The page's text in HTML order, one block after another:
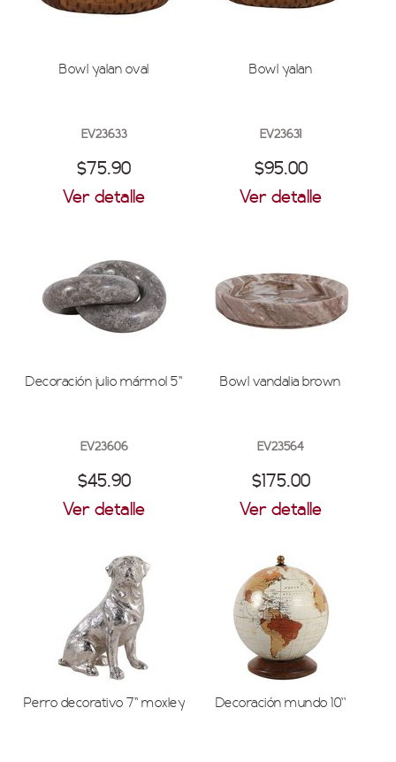
Bowl yalan oval
EV23633
$75.90
Ver detalle
Bowl yalan
EV23631
$95.00
Ver detalle
Decoración julio mármol 5''
EV23606
$45.90
Ver detalle
Bowl vandalia brown
EV23564
$175.00
Ver detalle
Perro decorativo 7'' moxley Decoración mundo 10''